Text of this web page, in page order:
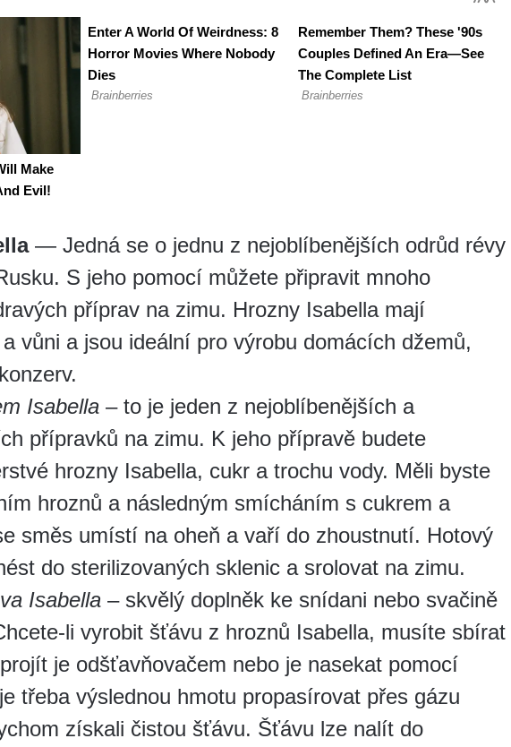
— Jedná se o jednu z nejoblíbenějších odrůd révy
S jeho pomocí můžete připravit mnoho
příprav na zimu. Hrozny Isabella mají
vůni a jsou ideální pro výrobu domácích džemů,
Isabella – to je jeden z nejoblíbenějších a
přípravků na zimu. K jeho přípravě budete
hrozny Isabella, cukr a trochu vody. Měli byste
hroznů a následným smícháním s cukrem a
směs umístí na oheň a vaří do zhoustnutí. Hotový
do sterilizovaných sklenic a srolovat na zimu.
Isabella – skvělý doplněk ke snídani nebo svačině
li vyrobit šťávu z hroznů Isabella, musíte sbírat
je odšťavňovačem nebo je nasekat pomocí
třeba výslednou hmotu propasírovat přes gázu
získali čistou šťávu. Šťávu lze nalít do